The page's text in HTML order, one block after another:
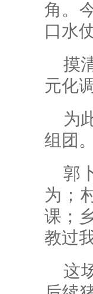
角。
口水
摸
元化
为
组团。
郭
为；
课；
教过
这